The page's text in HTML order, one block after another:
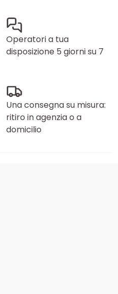
Operatori a tua
disposizione 5 giorni su 7
Una consegna su misura:
ritiro in agenzia o a
domicilio